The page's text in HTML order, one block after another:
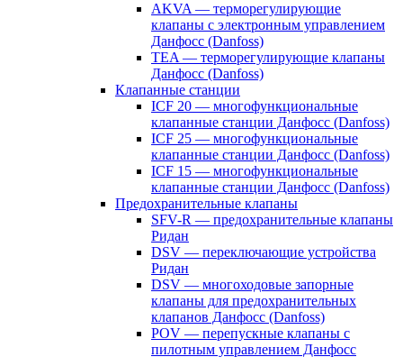
AKVA — терморегулирующие
клапаны с электронным управлением
Данфосс (Danfoss)
TEA — терморегулирующие клапаны
Данфосс (Danfoss)
Клапанные станции
ICF 20 — многофункциональные
клапанные станции Данфосс (Danfoss)
ICF 25 — многофункциональные
клапанные станции Данфосс (Danfoss)
ICF 15 — многофункциональные
клапанные станции Данфосс (Danfoss)
Предохранительные клапаны
SFV-R — предохранительные клапаны
Ридан
DSV — переключающие устройства
Ридан
DSV — многоходовые запорные
клапаны для предохранительных
клапанов Данфосс (Danfoss)
POV — перепускные клапаны с
пилотным управлением Данфосс